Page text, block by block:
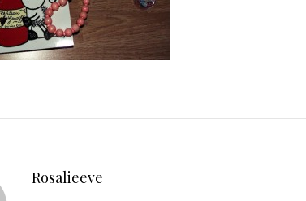
Rosalieeve